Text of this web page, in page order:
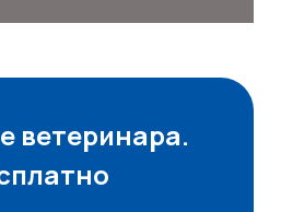
ветеринара.